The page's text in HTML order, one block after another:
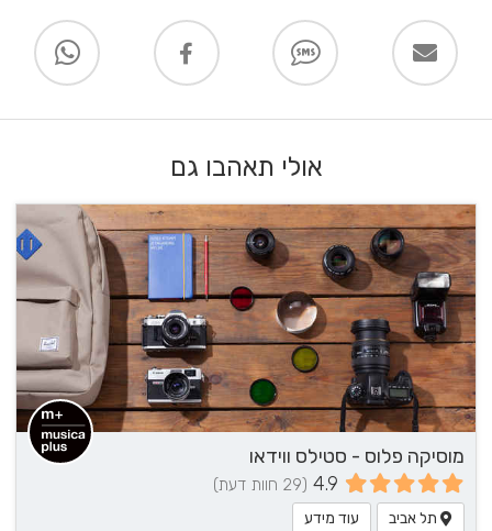
אולי תאהבו גם
מוסיקה פלוס - סטילס ווידאו
4.9 (29 חוות דעת)
תל אביב עוד מידע